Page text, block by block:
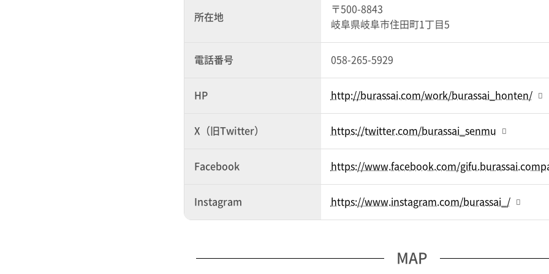
所在地
〒500-8843
岐阜県岐阜市住田町1丁目5
電話番号 058-265-5929
HP http://burassai.com/work/burassai_honten/
X（旧Twitter） https://twitter.com/burassai_senmu
Facebook https://www.facebook.com/
Instagram https://www.instagram.com/burassai_/
MAP